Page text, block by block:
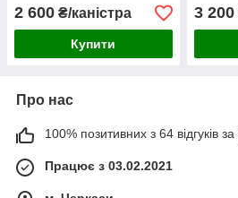
2 600 ₴/каністра
Купити
3 200
Про нас
100% позитивних з 64 відгуків за
Працює з 03.02.2021